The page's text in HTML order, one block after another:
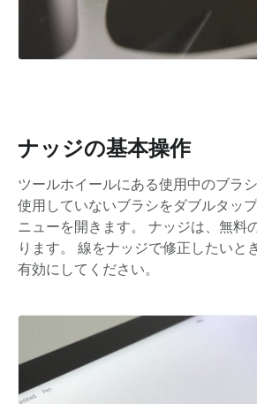
ナッジの基本操作
ツールホイールにある使用中のブラ
使用していないブラシをダブルタッ
ニューを開きます。 ナッジは、無料
ります。 線をナッジで修正したいと
有効にしてください。